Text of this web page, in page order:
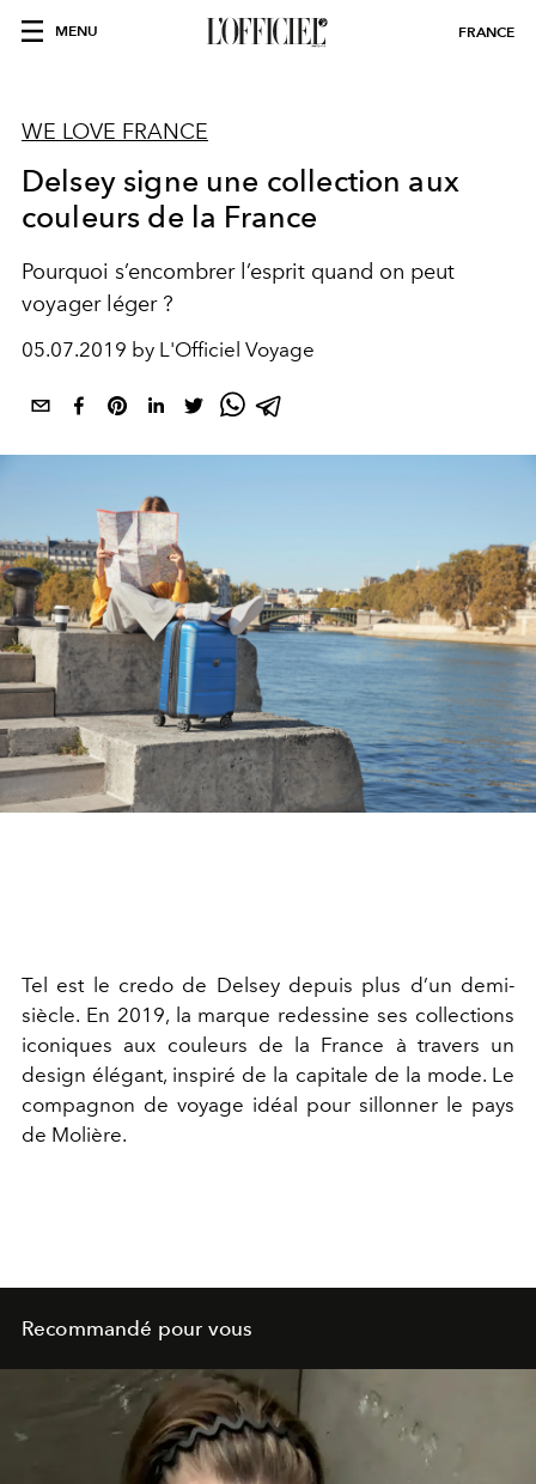
MENU FRANCE
WE LOVE FRANCE
Delsey signe une collection aux
couleurs de la France
Pourquoi s’encombrer l’esprit quand on peut
voyager léger ?
05.07.2019 by L'Officiel Voyage
Tel est le credo de Delsey depuis plus d’un demi-
siècle. En 2019, la marque redessine ses collections
iconiques aux couleurs de la France à travers un
design élégant, inspiré de la capitale de la mode. Le
compagnon de voyage idéal pour sillonner le pays
de Molière.
Recommandé pour vous